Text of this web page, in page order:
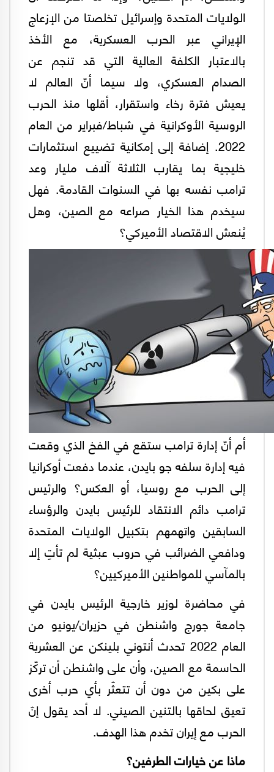
الولايات المتحدة وإسرائيل تخلصتا من الإزعاج
الإيراني عبر الحرب العسكرية، مع الأخذ
بالاعتبار الكلفة العالية التي قد تنجم عن
الصدام العسكري، ولا سيما أنّ العالم لا
يعيش فترة رخاء واستقرار، أقلها منذ الحرب
الروسية الأوكرانية في شباط/فبراير من العام
2022. إضافة إلى إمكانية تضييع استثمارات
خليجية بما يقارب الثلاثة آلاف مليار وعد
ترامب نفسه بها في السنوات القادمة. فهل
سيخدم هذا الخيار صراعه مع الصين، وهل
يُنعش الاقتصاد الأميركي؟
أم أنّ إدارة ترامب ستقع في الفخ الذي وقعت
فيه إدارة سلفه جو بايدن، عندما دفعت أوكرانيا
إلى الحرب مع روسيا، أو العكس؟ والرئيس
ترامب دائم الانتقاد للرئيس بايدن والرؤساء
السابقين واتهمهم بتكبيل الولايات المتحدة
ودافعي الضرائب في حروب عبثية لم تأتِ إلا
بالمآسي للمواطنين الأميركيين؟
في محاضرة لوزير خارجية الرئيس بايدن في
جامعة جورج واشنطن في حزيران/يونيو من
العام 2022 تحدث أنتوني بلينكن عن العشرية
الحاسمة مع الصين، وأن على واشنطن أن تركّز
على بكين من دون أن تتعثّر بأي حرب أخرى
تعيق لحاقها بالتنين الصيني. لا أحد يقول إنّ
الحرب مع إيران تخدم هذا الهدف.
ماذا عن خيارات الطرفين؟